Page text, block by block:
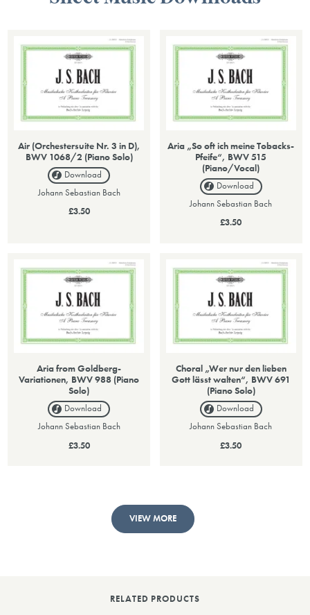
Air (Orchestersuite Nr. 3 in D),
BWV 1068/2 (Piano Solo)
Download
Johann Sebastian Bach
£3.50
Aria „So oft ich meine Tobacks-
Pfeife“, BWV 515
(Piano/Vocal)
Download
Johann Sebastian Bach
£3.50
Aria from Goldberg-
Variationen, BWV 988 (Piano
Solo)
Download
Johann Sebastian Bach
£3.50
Choral „Wer nur den lieben
Gott lässt walten“, BWV 691
(Piano Solo)
Download
Johann Sebastian Bach
£3.50
VIEW MORE
RELATED PRODUCTS